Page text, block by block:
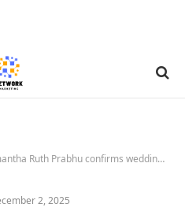
confirms wedding with Raj Nidimoru; first photos from intimate temple ceremony break the internet : Bollywood News – Bollywood Hungama
2, 2025